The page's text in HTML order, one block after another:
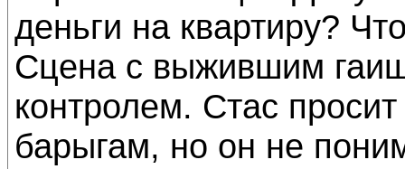
деньги на квартиру?
Сцена с выжившим
контролем. Стас
барыгам, но он не